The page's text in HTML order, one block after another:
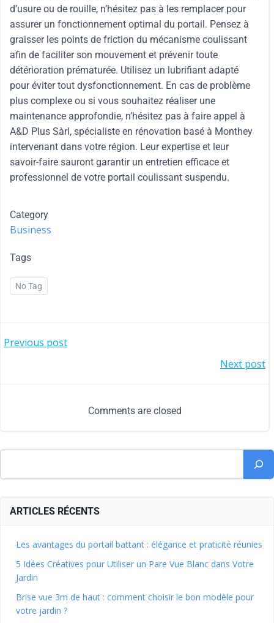
d’usure ou de rouille, n’hésitez pas à les remplacer pour
assurer un fonctionnement optimal du portail. Pensez à
graisser les points de friction du mécanisme coulissant
afin de faciliter son mouvement et prévenir toute
détérioration prématurée. Utilisez un lubrifiant adapté
pour éviter tout dysfonctionnement. En cas de problème
plus complexe ou si vous souhaitez réaliser une
maintenance approfondie, n’hésitez pas à faire appel à
A&D Plus Sàrl, spécialiste en rénovation basé à Monthey
intervenant dans votre région. Leur expertise et leur
savoir-faire sauront garantir un entretien efficace et
professionnel de votre portail coulissant suspendu.
Category
Business
Tags
No Tag
Previous post
Next post
Comments are closed
ARTICLES RÉCENTS
Les avantages du portail battant : élégance et praticité réunies
5 Idées Créatives pour Utiliser un Pare Vue Blanc dans Votre
Jardin
Brise vue 3m de haut : comment choisir le bon modèle pour
votre jardin ?